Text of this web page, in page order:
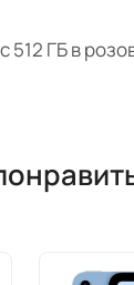
с 512 ГБ в